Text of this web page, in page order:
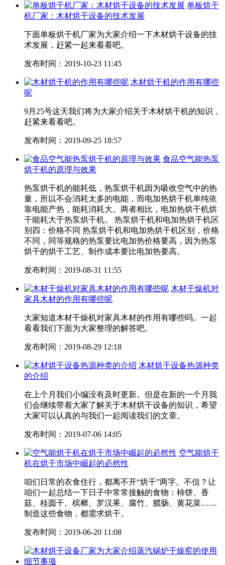
单板烘干
机厂家：木材烘干设备的技术发展
下面单板烘干机厂家为大家介绍一下木材烘干设备的技
术发展，赶紧一起来看看吧。
发布时间：2019-10-23 11:45
木材烘干机的作用有哪些
呢
9月25号这天我们将为大家介绍关于木材烘干机的知识，
赶紧来看看吧。
发布时间：2019-09-25 18:57
食品空气能热泵
烘干机的原理与效果
热泵烘干机的能耗低，热泵烘干机因为吸收空气中的热
量，所以不会消耗太多的电能，而电加热烘干机单纯依
靠电能产热，能耗消耗大。两者相比，电加热烘干机烘
干能耗大于热泵烘干机。 热泵烘干机和电加热烘干机区
别四：价格不同 热泵烘干机和电加热烘干机区别，价格
不同，同等规格的热泵要比电加热价格要高，因为热泵
烘干的烘干工艺、制作成本要比电加热要高。
发布时间：2019-08-31 11:55
木材干燥机对
家具木材的作用有哪些呢
大家知道木材干燥机对家具木材的作用有哪些吗。一起
看看我们下面为大家整理的解答吧。
发布时间：2019-08-29 12:18
木材烘干设备热源种类
的介绍
在上个月我们小编没有及时更新。但是在新的一个月我
们会继续带着大家了解关于木材烘干设备的知识，希望
大家可以认真的与我们一起阅读我们的文章。
发布时间：2019-07-06 14:05
空气能烘干
机在烘干市场中崛起的必然性
咱们日常的衣食住行，都离不开“烘干”两字。不信？让
咱们一起总结一下日子中常常接触的食物：柿饼、香
菇、桂圆干、槟榔、罗汉果、腐竹、腊肠、黄花菜……
制造这些食物，都需求烘干。
发布时间：2019-06-20 11:08